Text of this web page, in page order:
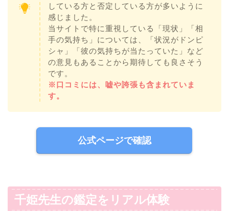
している方と否定している方が多いように
感じました。
当サイトで特に重視している「現状」「相
手の気持ち」については、「状況がドンピ
シャ」「彼の気持ちが当たっていた」など
の意見もあることから期待しても良さそう
です。
※口コミには、嘘や誇張も含まれていま
す。
公式ページで確認
千姫先生の鑑定をリアル体験